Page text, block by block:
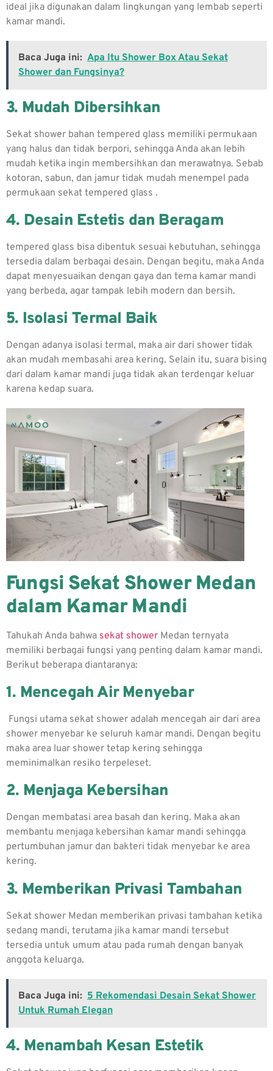
ideal jika digunakan dalam lingkungan yang lembab seperti
kamar mandi.
Baca Juga ini: Apa Itu Shower Box Atau Sekat
Shower dan Fungsinya?
3. Mudah Dibersihkan
Sekat shower bahan tempered glass memiliki permukaan
yang halus dan tidak berpori, sehingga Anda akan lebih
mudah ketika ingin membersihkan dan merawatnya. Sebab
kotoran, sabun, dan jamur tidak mudah menempel pada
permukaan sekat tempered glass .
4. Desain Estetis dan Beragam
tempered glass bisa dibentuk sesuai kebutuhan, sehingga
tersedia dalam berbagai desain. Dengan begitu, maka Anda
dapat menyesuaikan dengan gaya dan tema kamar mandi
yang berbeda, agar tampak lebih modern dan bersih.
5. Isolasi Termal Baik
Dengan adanya isolasi termal, maka air dari shower tidak
akan mudah membasahi area kering. Selain itu, suara bising
dari dalam kamar mandi juga tidak akan terdengar keluar
karena kedap suara.
Fungsi Sekat Shower Medan
dalam Kamar Mandi
Tahukah Anda bahwa sekat shower Medan ternyata
memiliki berbagai fungsi yang penting dalam kamar mandi.
Berikut beberapa diantaranya:
1. Mencegah Air Menyebar
Fungsi utama sekat shower adalah mencegah air dari area
shower menyebar ke seluruh kamar mandi. Dengan begitu
maka area luar shower tetap kering sehingga
meminimalkan resiko terpeleset.
2. Menjaga Kebersihan
Dengan membatasi area basah dan kering. Maka akan
membantu menjaga kebersihan kamar mandi sehingga
pertumbuhan jamur dan bakteri tidak menyebar ke area
kering.
3. Memberikan Privasi Tambahan
Sekat shower Medan memberikan privasi tambahan ketika
sedang mandi, terutama jika kamar mandi tersebut
tersedia untuk umum atau pada rumah dengan banyak
anggota keluarga.
Baca Juga ini: 5 Rekomendasi Desain Sekat Shower
Untuk Rumah Elegan
4. Menambah Kesan Estetik